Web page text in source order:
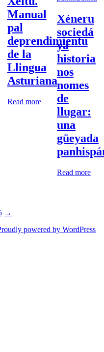
Manual
pal
deprendimientu
de la
Llingua
Asturiana
Read more
Xéneru
sociedá
ya
historia
nos
nomes
de
llugar:
una
güeyada
Read more
→
powered by WordPress